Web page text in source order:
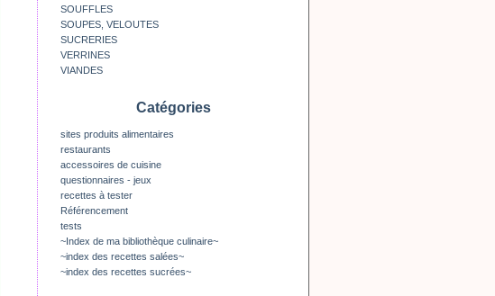
SOUFFLES
SOUPES, VELOUTES
SUCRERIES
VERRINES
VIANDES
Catégories
sites produits alimentaires
restaurants
accessoires de cuisine
questionnaires - jeux
recettes à tester
Référencement
tests
~Index de ma bibliothèque culinaire~
~index des recettes salées~
~index des recettes sucrées~